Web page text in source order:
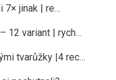
7× jinak | re…
12 variant | rych…
tvarůžky |4 rec…